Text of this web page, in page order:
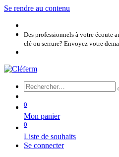
Se rendre au contenu
Des professionnels à votre écoute
clé ou serrure? Envoyez votre
0
Mon panier
0
Liste de souhaits
Se connecter